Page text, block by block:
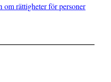
rättigheter för personer